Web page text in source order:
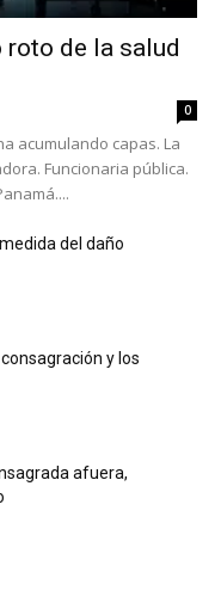
las
diario y
vapeo y la
and
your email.
roto de la salud
0
acumulando capas. La
Funcionaria pública.
del daño
y los
afuera,